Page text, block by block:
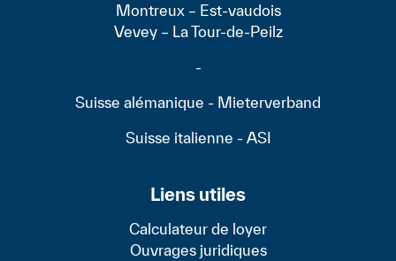
Montreux – Est-vaudois
Vevey – La Tour-de-Peilz
-
Suisse alémanique - Mieterverband
Suisse italienne - ASI
Liens utiles
Calculateur de loyer
Ouvrages juridiques